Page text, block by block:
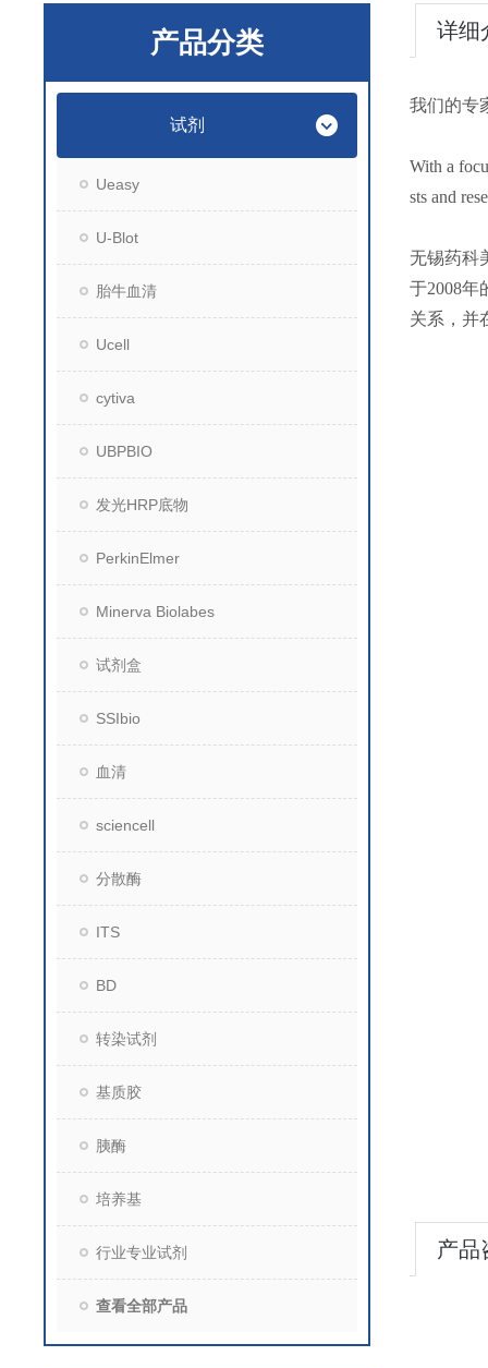
产品分类
试剂
Ueasy
U-Blot
胎牛血清
Ucell
cytiva
UBPBIO
发光HRP底物
PerkinElmer
Minerva Biolabes
试剂盒
SSIbio
血清
sciencell
分散酶
ITS
BD
转染试剂
基质胶
胰酶
培养基
行业专业试剂
查看全部产品
详细
我们的专
With a
sts and
无锡药科
于2008年
关系，并
产品